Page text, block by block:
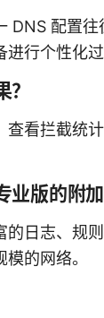
DNS 配置往
行个性化过
查看拦截统
业版的附加
的日志、规
的网络。